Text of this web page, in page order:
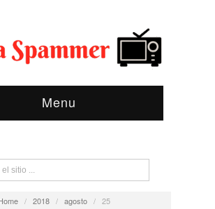
Menu
/ 2018 / agosto / 25